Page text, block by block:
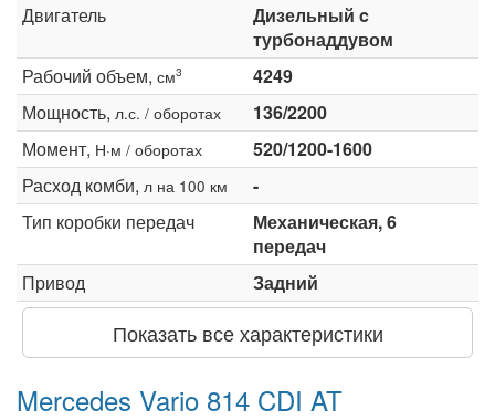
Двигатель
Дизельный c
турбонаддувом
Рабочий объем, см3
4249
Мощность, л.с. / оборотах
136/2200
Момент, Н·м / оборотах
520/1200-1600
Расход комби, л на 100 км
-
Тип коробки передач
Механическая, 6
передач
Привод
Задний
Показать все характеристики
Mercedes Vario 814 CDI AT